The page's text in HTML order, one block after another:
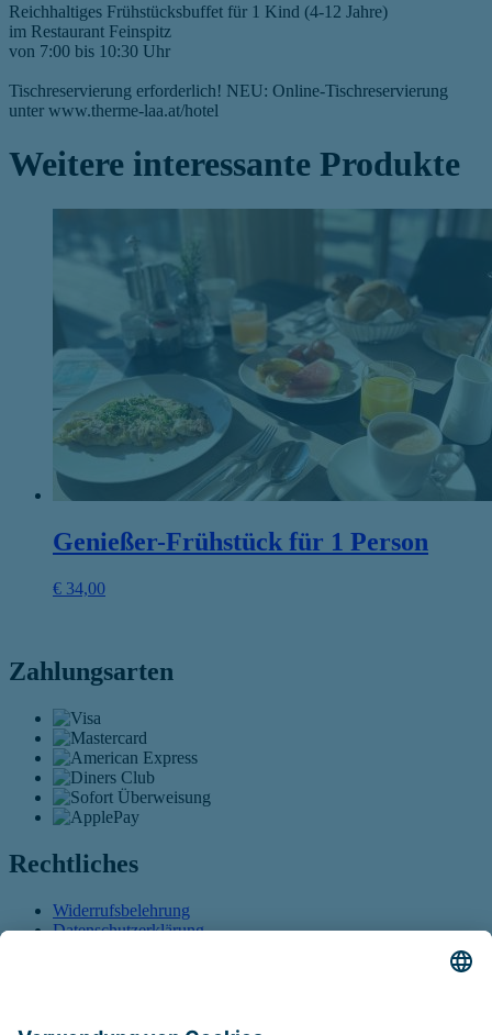
Reichhaltiges Frühstücksbuffet für 1 Kind (4-12 Jahre)
im Restaurant Feinspitz
von 7:00 bis 10:30 Uhr
Tischreservierung erforderlich! NEU: Online-Tischreservierung
unter www.therme-laa.at/hotel
Weitere interessante Produkte
Genießer-Frühstück für 1 Person
€ 34,00
Zahlungsarten
Rechtliches
Widerrufsbelehrung
Datenschutzerklärung
Vertrag widerrufenÖffnet sich in einem neuen Tab